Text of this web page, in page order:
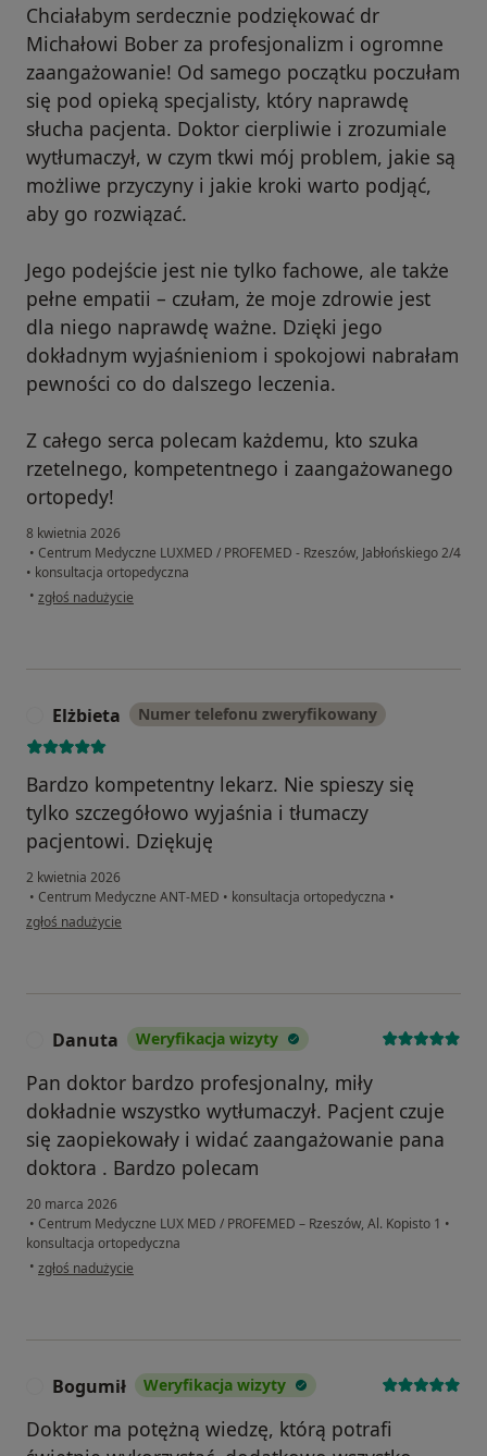
Chciałabym serdecznie podziękować dr
Michałowi Bober za profesjonalizm i ogromne
zaangażowanie! Od samego początku poczułam
się pod opieką specjalisty, który naprawdę
słucha pacjenta. Doktor cierpliwie i zrozumiale
wytłumaczył, w czym tkwi mój problem, jakie są
możliwe przyczyny i jakie kroki warto podjąć,
aby go rozwiązać.
Jego podejście jest nie tylko fachowe, ale także
pełne empatii – czułam, że moje zdrowie jest
dla niego naprawdę ważne. Dzięki jego
dokładnym wyjaśnieniom i spokojowi nabrałam
pewności co do dalszego leczenia.
Z całego serca polecam każdemu, kto szuka
rzetelnego, kompetentnego i zaangażowanego
ortopedy!
8 kwietnia 2026
• Centrum Medyczne LUXMED / PROFEMED - Rzeszów, Jabłońskiego 2/4
• konsultacja ortopedyczna
• w opinii użytkownika G.J
zgłoś nadużycie
Elżbieta Numer telefonu zweryfikowany
Bardzo kompetentny lekarz. Nie spieszy się
tylko szczegółowo wyjaśnia i tłumaczy
pacjentowi. Dziękuję
2 kwietnia 2026
• Centrum Medyczne ANT-MED • konsultacja ortopedyczna •
w opinii użytkownika Elżbieta
zgłoś nadużycie
Danuta Weryfikacja wizyty
Pan doktor bardzo profesjonalny, miły
dokładnie wszystko wytłumaczył. Pacjent czuje
się zaopiekowały i widać zaangażowanie pana
doktora . Bardzo polecam
20 marca 2026
• Centrum Medyczne LUX MED / PROFEMED – Rzeszów, Al. Kopisto 1 •
konsultacja ortopedyczna
• w opinii użytkownika Danuta
zgłoś nadużycie
Bogumił Weryfikacja wizyty
Doktor ma potężną wiedzę, którą potrafi